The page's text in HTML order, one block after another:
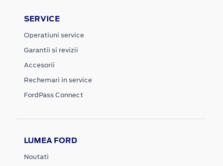
SERVICE
Operatiuni service
Garantii si revizii
Accesorii
Rechemari in service
FordPass Connect
LUMEA FORD
Noutati